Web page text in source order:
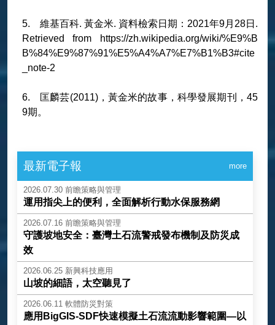
5. 維基百科. 黃金米. 資料檢索日期：2021年9月28日.
Retrieved from https://zh.wikipedia.org/wiki/%E9%B
B%84%E9%87%91%E5%A4%A7%E7%B1%B3#cite
_note-2
6. 匡麟芸(2011)，黃金米的故事，科學發展期刊，45
9期。
最新電子報 more
2026.07.30 前瞻策略與管理
運用指尖上的便利，全面解析行動水保服務網
2026.07.16 前瞻策略與管理
守護坡地安全：臺灣土石流警戒發布機制及防災成
效
2026.06.25 新興科技應用
山坡的細語，太空聽見了
2026.06.11 軟體防災對策
應用BigGIS-SDF快速模擬土石流流動影響範圍—以